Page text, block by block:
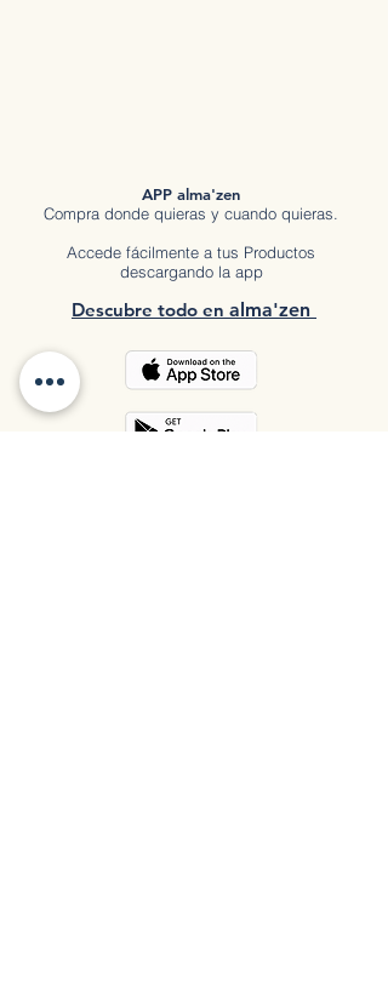
APP alma'zen
Compra donde quieras y cuando quieras.
Accede fácilmente a tus Productos
descargando la app
Descubre todo en a lma'zen